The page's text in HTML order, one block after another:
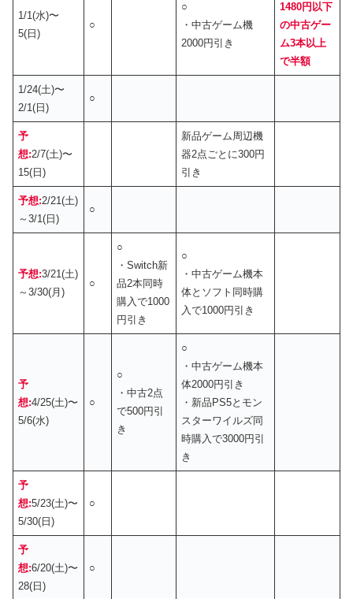
1/1(水)〜
5(日)
○
○
・中古ゲーム機
2000円引き
1480円以下
の中古ゲー
ム3本以上
で半額
1/24(土)〜
2/1(日)
○
予
想:2/7(土)〜
15(日)
新品ゲーム周辺機
器2点ごとに300円
引き
予想:2/21(土)
～3/1(日)
○
予想:3/21(土)
～3/30(月)
○
○
・Switch新
品2本同時
購入で1000
円引き
○
・中古ゲーム機本
体とソフト同時購
入で1000円引き
予
想:4/25(土)〜
5/6(水)
○
○
・中古2点
で500円引
き
○
・中古ゲーム機本
体2000円引き
・新品PS5とモン
スターワイルズ同
時購入で3000円引
き
予
想:5/23(土)〜
5/30(日)
○
予
想:6/20(土)〜
28(日)
○